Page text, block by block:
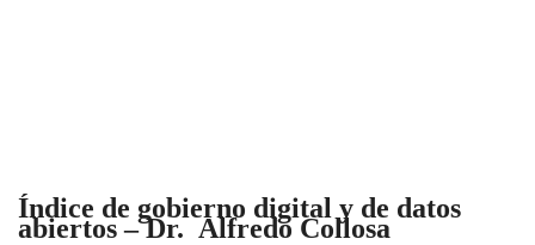
Índice de gobierno digital y de datos
abiertos – Dr. Alfredo Collosa